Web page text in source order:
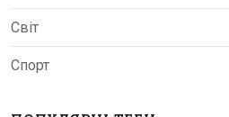
Світ
Спорт